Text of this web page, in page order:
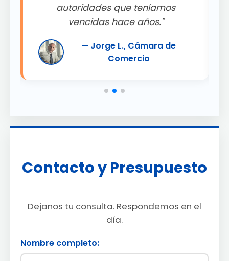
autoridades que teníamos
vencidas hace años."
— Jorge L., Cámara de
Comercio
Contacto y Presupuesto
Dejanos tu consulta. Respondemos en el
día.
Nombre completo: